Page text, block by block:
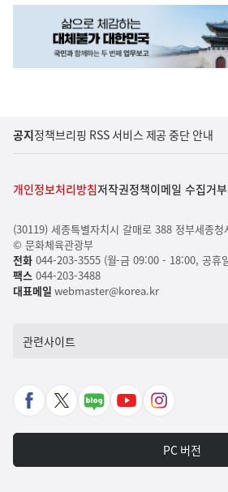
공지정책브리핑 RSS 서비스 제공 중단 안내
개인정보처리방침저작권정책이메일 수집거부
(30119) 세종특별자치시 갈매로 388 정부세종청
© 문화체육관광부
전화044-203-3555 (월-금 09:00 - 18:00, 공휴
팩스044-203-3488
대표메일 webmaster@korea.kr
관련사이트
페
북
X
가
네
포
유
바
인
타
그
PC 버전